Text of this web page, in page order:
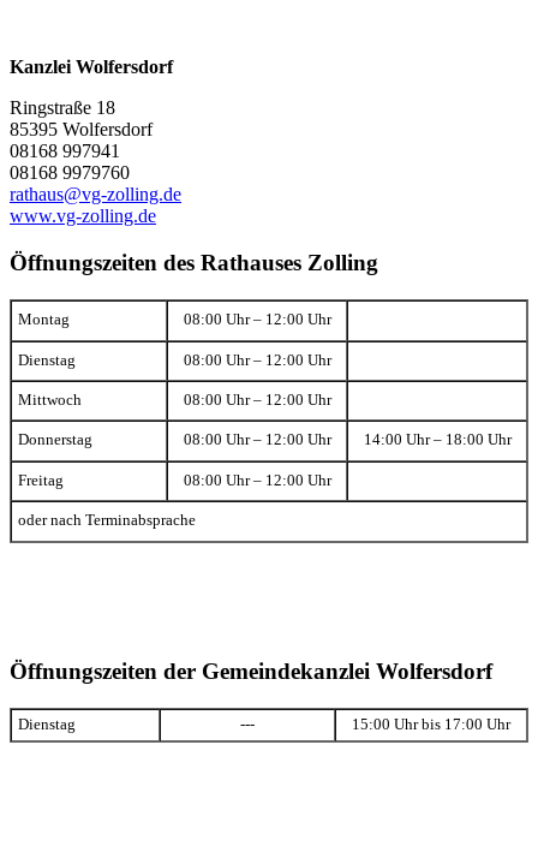
Kanzlei Wolfersdorf
Ringstraße 18
85395 Wolfersdorf
08168 997941
08168 9979760
rathaus@vg-zolling.de
www.vg-zolling.de
Öffnungszeiten des Rathauses Zolling
Montag 08:00 Uhr – 12:00 Uhr
Dienstag 08:00 Uhr – 12:00 Uhr
Mittwoch 08:00 Uhr – 12:00 Uhr
Donnerstag 08:00 Uhr – 12:00 Uhr 14:00 Uhr – 18:00 Uhr
Freitag 08:00 Uhr – 12:00 Uhr
oder nach Terminabsprache
Öffnungszeiten der Gemeindekanzlei Wolfersdorf
Dienstag --- 15:00 Uhr bis 17:00 Uhr